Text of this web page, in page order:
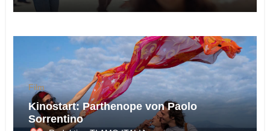
Film
Kinostart: Parthenope von Paolo
Sorrentino